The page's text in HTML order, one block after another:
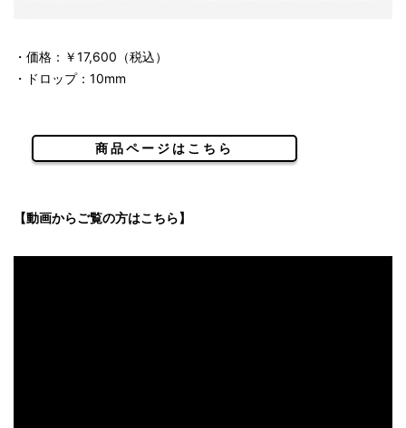
・価格：￥17,600（税込）
・ドロップ：10mm
商品ページはこちら
【動画からご覧の方はこちら】